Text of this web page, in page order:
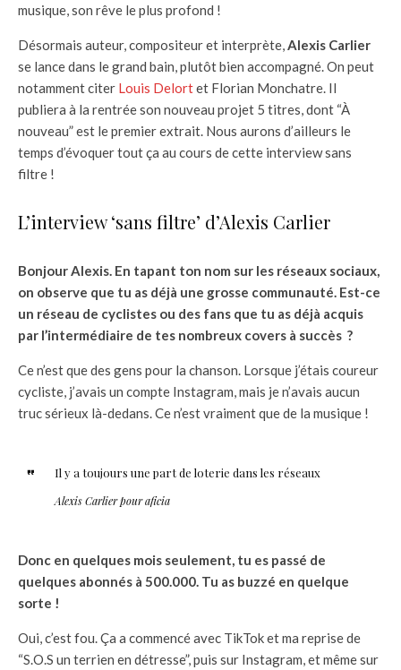
musique, son rêve le plus profond !
Désormais auteur, compositeur et interprète,Alexis Carlier
se lance dans le grand bain, plutôt bien accompagné. On peut
notamment citer Louis Delortet Florian Monchatre. Il
publiera à la rentrée son nouveau projet 5 titres, dont “À
nouveau” est le premier extrait. Nous aurons d’ailleurs le
temps d’évoquer tout ça au cours de cette interview sans
filtre !
L’interview ‘sans filtre’ d’Alexis Carlier
Bonjour Alexis. En tapant ton nom sur les réseaux sociaux,
on observe que tu as déjà une grosse communauté. Est-ce
un réseau de cyclistes ou des fans que tu as déjà acquis
par l’intermédiaire de tes nombreux covers à succès ?
Ce n’est que des gens pour la chanson. Lorsque j’étais coureur
cycliste, j’avais un compte Instagram, mais je n’avais aucun
truc sérieux là-dedans. Ce n’est vraiment que de la musique !
Il y a toujours une part de loterie dans les réseaux
Alexis Carlier pour aficia
Donc en quelques mois seulement, tu es passé de
quelques abonnés à 500.000. Tu as buzzé en quelque
sorte !
Oui, c’est fou. Ça a commencé avec TikTok et ma reprise de
“S.O.S un terrien en détresse”, puis sur Instagram, et même sur